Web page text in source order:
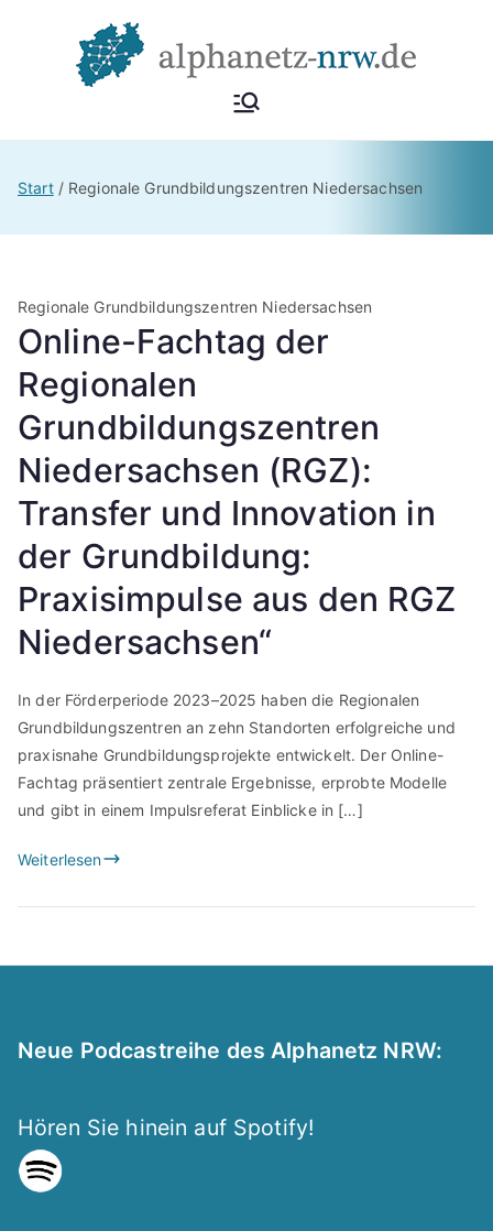
Alphan
etz
NRW
Grundbildung NRW
Start Regionale Grundbildungszentren Niedersachsen
Regionale Grundbildungszentren Niedersachsen
Online-Fachtag der
Regionalen
Grundbildungszentren
Niedersachsen (RGZ):
Transfer und Innovation in
der Grundbildung:
Praxisimpulse aus den RGZ
Niedersachsen“
In der Förderperiode 2023–2025 haben die Regionalen
Grundbildungszentren an zehn Standorten erfolgreiche und
praxisnahe Grundbildungsprojekte entwickelt. Der Online-
Fachtag präsentiert zentrale Ergebnisse, erprobte Modelle
und gibt in einem Impulsreferat Einblicke in […]
Weiterlesen
Neue Podcastreihe des Alphanetz NRW:
Hören Sie hinein auf Spotify!